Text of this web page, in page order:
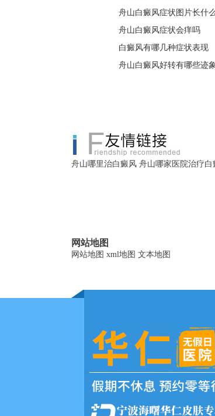
舟山白癜风症状图片长什
舟山白癜风症状会痒吗
白癜风有哪几种症状表现
舟山白癜风好转有哪些迹
舟山哪里治白癜风 舟山哪家医院治疗白
网站地图
网站地图 xml地图 文本地图